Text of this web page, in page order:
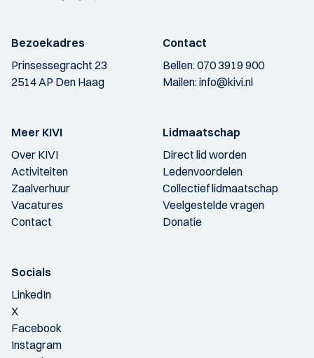
Bezoekadres
Prinsessegracht 23
2514 AP Den Haag
Contact
Bellen:070 3919 900
Mailen:info@kivi.nl
Meer KIVI
Over KIVI
Activiteiten
Zaalverhuur
Vacatures
Contact
Lidmaatschap
Direct lid worden
Ledenvoordelen
Collectief lidmaatschap
Veelgestelde vragen
Donatie
Socials
LinkedIn
X
Facebook
Instagram